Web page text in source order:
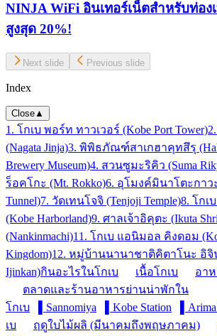
NINJA WiFi อินเทอร์เน็ตสำหรับท่อ
สูงสุด 20%!
Next slide Previous slide
Index
Close▲
1. โกเบ พอร์ท ทาวเวอร์ (Kobe Port Tower)
(Nagata Jinja)3. พิพิธภัณฑ์สาเกฮาคุทสึรุ
Brewery Museum)4. สวนซูมะริคิว (Suma
ร็อคโกะ (Mt. Rokko)6. อุโมงค์มินาโตะกาวะ
Tunnel)7. วัดเทนโจจิ (Tenjoji Temple)8. โกเ
(Kobe Harborland)9. ศาลเจ้าอิคุตะ (Ikuta
(Nankinmachi)11. โกเบ แอนิมอล คิงดอม
Kingdom)12. หมู่บ้านนานาชาติคิตาโนะ อิจิ
Ijinkan)กินอะไรในโกเบ เนื้อโกเบ
อา
ตลาดและร้านอาหารย่านน่าพักใน
โกเบ
▌Sannomiya ▌Kobe Station
เบ
ฤดูใบไม้ผลิ (มีนาคมถึงพฤษภาคม)